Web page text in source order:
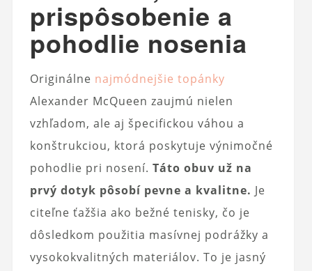
prispôsobenie a
pohodlie nosenia
Originálne najmódnejšie topánky
Alexander McQueen zaujmú nielen
vzhľadom, ale aj špecifickou váhou a
konštrukciou, ktorá poskytuje výnimočné
pohodlie pri nosení. Táto obuv už na
prvý dotyk pôsobí pevne a kvalitne. Je
citeľne ťažšia ako bežné tenisky, čo je
dôsledkom použitia masívnej podrážky a
vysokokvalitných materiálov. To je jasný